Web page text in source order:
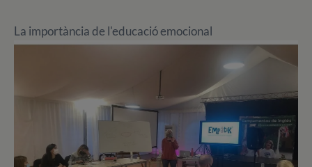
La importància de l'educació emocional